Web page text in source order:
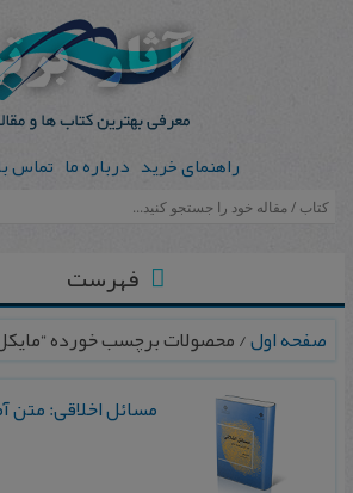
راهنمای خرید درباره ما تماس
فهرست
صفحه اول/ محصولات برچسب خورده “مایکل
مسائل‌ اخلاقی‌: متن‌